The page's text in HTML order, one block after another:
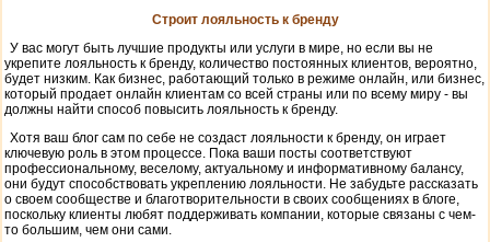
Строит лояльность к бренду
У вас могут быть лучшие продукты или услуги в мире, но если вы не
укрепите лояльность к бренду, количество постоянных клиентов, вероятно,
будет низким. Как бизнес, работающий только в режиме онлайн, или бизнес,
который продает онлайн клиентам со всей страны или по всему миру - вы
должны найти способ повысить лояльность к бренду.
Хотя ваш блог сам по себе не создаст лояльности к бренду, он играет
ключевую роль в этом процессе. Пока ваши посты соответствуют
профессиональному, веселому, актуальному и информативному балансу,
они будут способствовать укреплению лояльности. Не забудьте рассказать
о своем сообществе и благотворительности в своих сообщениях в блоге,
поскольку клиенты любят поддерживать компании, которые связаны с чем-
то большим, чем они сами.